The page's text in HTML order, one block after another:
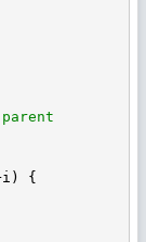
{